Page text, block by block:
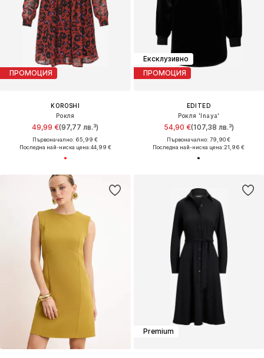
ПРОМОЦИЯ
KOROSHI
Рокля
49,99 €(97,77 лв.³)
Първоначално: 65,99 €
Последна най-ниска цена:44,99 €
Ексклузивно
ПРОМОЦИЯ
EDITED
Рокля 'Inaya'
54,90 €(107,38 лв.³)
Първоначално: 79,90 €
Последна най-ниска цена:21,96 €
Premium